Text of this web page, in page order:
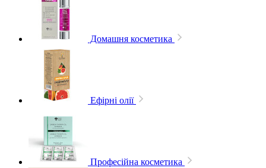
Домашня косметика
Ефірні олії
Професійна косметика